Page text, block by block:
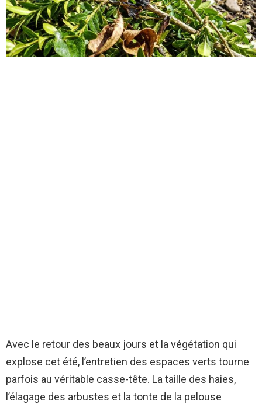
Avec le retour des beaux jours et la végétation qui
explose cet été, l’entretien des espaces verts tourne
parfois au véritable casse-tête. La taille des haies,
l’élagage des arbustes et la tonte de la pelouse